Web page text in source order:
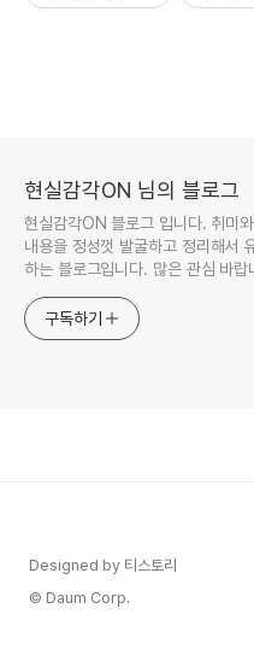
현실감각ON 님의 블로그
현실감각ON 블로그 입니다. 취미
내용을 정성껏 발굴하고 정리해서
하는 블로그입니다. 많은 관심 바랍
구독하기
Designed by 티스토리
© Daum Corp.